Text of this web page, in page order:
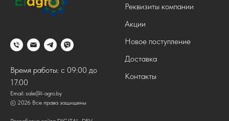
Время работы: с 09:00 до
17:00
Email: sale@l-agro.by
© 2026 Все права защищены
Реквизиты компании
Акции
Новое поступление
Доставка
Контакты